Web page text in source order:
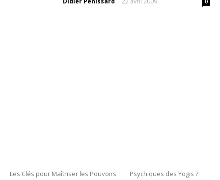
0
Les Clés pour Maîtriser les Pouvoirs Psychiques des Yogis ?